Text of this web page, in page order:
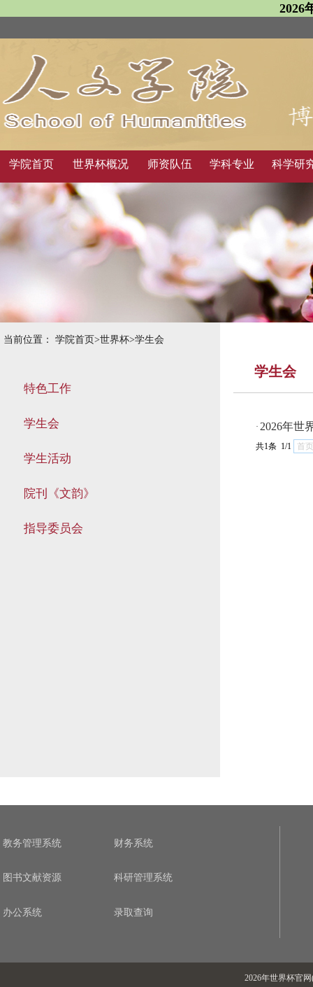
2026
学院首页 世界杯概况 师资队伍 学科专业 科学研
当前位置： 学院首页>世界杯>学生会
特色工作
学生会
学生活动
院刊《文韵》
指导委员会
学生会
· 2026年世
共1条 1/1 首页
教务管理系统 财务系统
图书文献资源 科研管理系统
办公系统 录取查询
2026年世界杯官